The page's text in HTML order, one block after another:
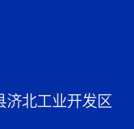
济北工业开发区